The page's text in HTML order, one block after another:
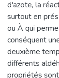
d'azote, la
surtout en
ou À qui
conséquent
deuxième
différents
propriétés